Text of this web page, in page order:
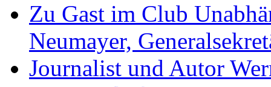
Zu Gast im Club
Neumayer,
Journalist und Autor